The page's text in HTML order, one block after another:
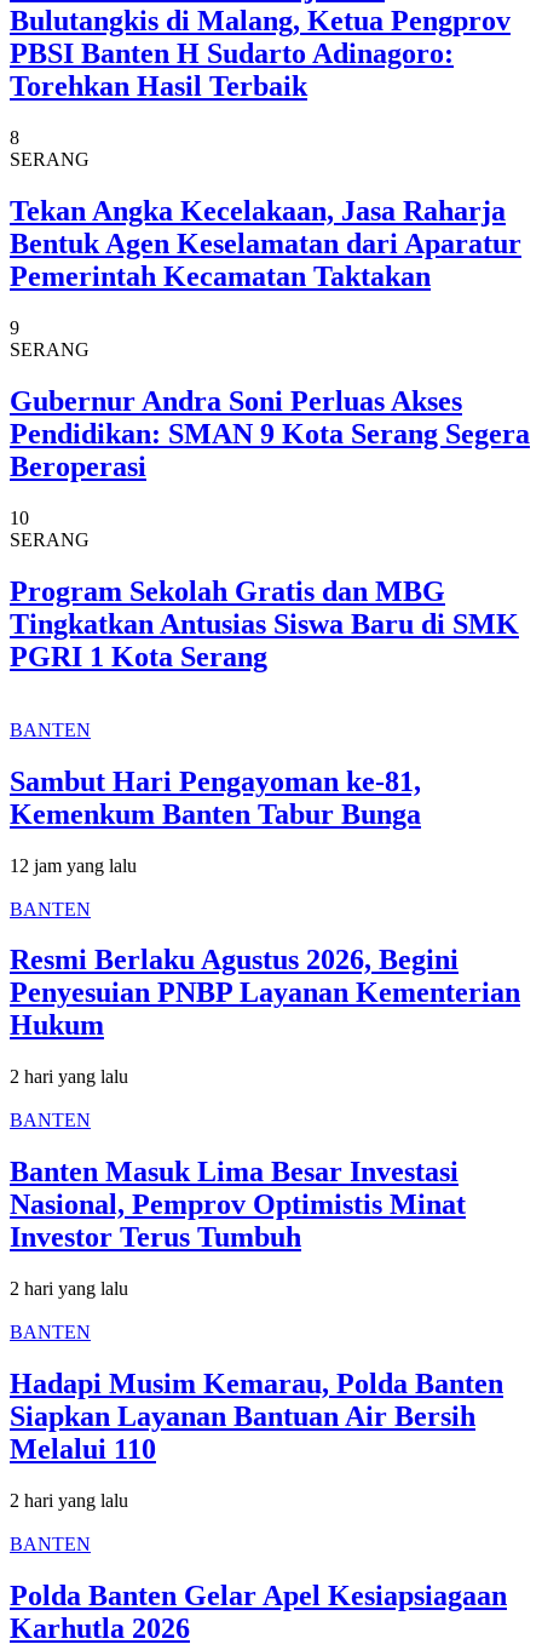
Bulutangkis di Malang, Ketua Pengprov
PBSI Banten H Sudarto Adinagoro:
Torehkan Hasil Terbaik
8
SERANG
Tekan Angka Kecelakaan, Jasa Raharja
Bentuk Agen Keselamatan dari Aparatur
Pemerintah Kecamatan Taktakan
9
SERANG
Gubernur Andra Soni Perluas Akses
Pendidikan: SMAN 9 Kota Serang Segera
Beroperasi
10
SERANG
Program Sekolah Gratis dan MBG
Tingkatkan Antusias Siswa Baru di SMK
PGRI 1 Kota Serang
BANTEN
Sambut Hari Pengayoman ke-81,
Kemenkum Banten Tabur Bunga
12 jam yang lalu
BANTEN
Resmi Berlaku Agustus 2026, Begini
Penyesuian PNBP Layanan Kementerian
Hukum
2 hari yang lalu
BANTEN
Banten Masuk Lima Besar Investasi
Nasional, Pemprov Optimistis Minat
Investor Terus Tumbuh
2 hari yang lalu
BANTEN
Hadapi Musim Kemarau, Polda Banten
Siapkan Layanan Bantuan Air Bersih
Melalui 110
2 hari yang lalu
BANTEN
Polda Banten Gelar Apel Kesiapsiagaan
Karhutla 2026